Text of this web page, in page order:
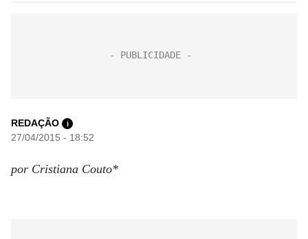
REDAÇÃO i
27/04/2015 - 18:52
por Cristiana Couto*